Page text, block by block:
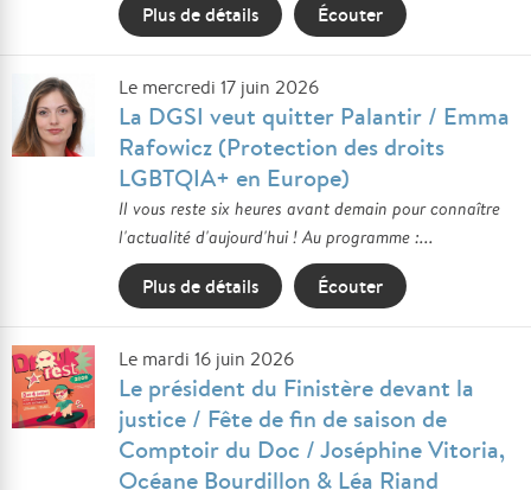
Plus de détails Écouter
Le mercredi 17 juin 2026
La DGSI veut quitter Palantir / Emma
Rafowicz (Protection des droits
LGBTQIA+ en Europe)
Il vous reste six heures avant demain pour connaître
l'actualité d'aujourd'hui ! Au programme :...
Plus de détails Écouter
Le mardi 16 juin 2026
Le président du Finistère devant la
justice / Fête de fin de saison de
Comptoir du Doc / Joséphine Vitoria,
Océane Bourdillon & Léa Riand